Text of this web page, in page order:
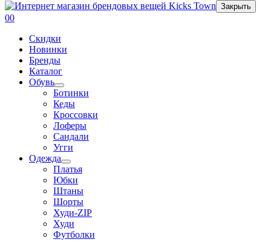
Закрыть
00
Скидки
Новинки
Бренды
Каталог
Обувь
Ботинки
Кеды
Кроссовки
Лоферы
Сандали
Угги
Одежда
Платья
Юбки
Штаны
Шорты
Худи-ZIP
Худи
Футболки